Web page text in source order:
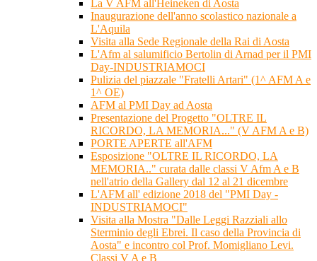
La V AFM all'Heineken di Aosta
Inaugurazione dell'anno scolastico nazionale a
L'Aquila
Visita alla Sede Regionale della Rai di Aosta
L'Afm al salumificio Bertolin di Arnad per il PMI
Day-INDUSTRIAMOCI
Pulizia del piazzale "Fratelli Artari" (1^ AFM A e
1^ OE)
AFM al PMI Day ad Aosta
Presentazione del Progetto "OLTRE IL
RICORDO, LA MEMORIA..." (V AFM A e B)
PORTE APERTE all'AFM
Esposizione "OLTRE IL RICORDO, LA
MEMORIA.." curata dalle classi V Afm A e B
nell'atrio della Gallery dal 12 al 21 dicembre
L'AFM all' edizione 2018 del "PMI Day -
INDUSTRIAMOCI"
Visita alla Mostra "Dalle Leggi Razziali allo
Sterminio degli Ebrei. Il caso della Provincia di
Aosta" e incontro col Prof. Momigliano Levi.
Classi V A e B